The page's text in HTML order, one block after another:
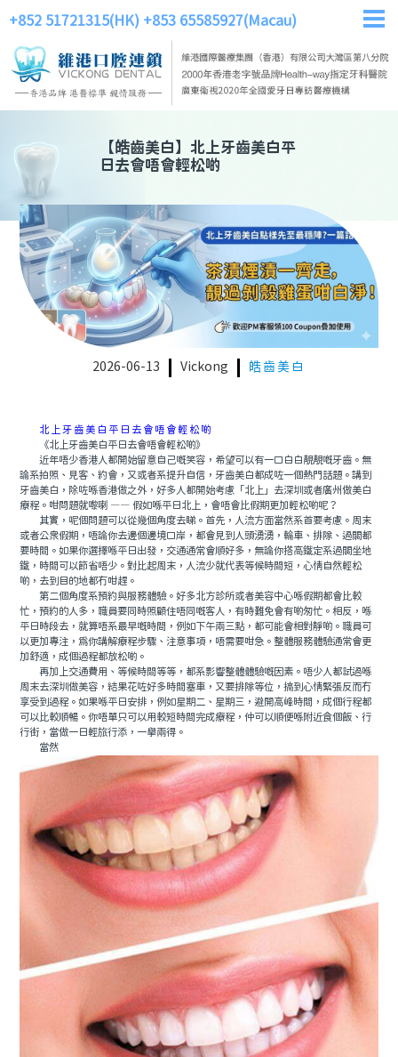
+852 51721315(HK) +853 65585927(Macau)
【皓齒美白】 北上牙齒美白平
日去會唔會輕松啲
2026-06-13 Vickong 皓齒美白
北上牙齒美白平日去會唔會輕松啲
《北上牙齒美白平日去會唔會輕松啲》
近年唔少香港人都開始留意自己嘅笑容，希望可以有一口白白靚靚嘅牙齒。無
論系拍照、見客、約會，又或者系提升自信，牙齒美白都成咗一個熱門話題。講到
牙齒美白，除咗喺香港做之外，好多人都開始考慮「北上」去深圳或者廣州做美白
療程。咁問題就嚟喇 —— 假如喺平日北上，會唔會比假期更加輕松啲呢？
其實，呢個問題可以從幾個角度去睇。首先，人流方面當然系首要考慮。周末
或者公衆假期，唔論你去邊個邊境口岸，都會見到人頭湧湧，輪車、排隊、過關都
要時間。如果你選擇喺平日出發，交通通常會順好多，無論你搭高鐵定系過關坐地
鐵，時間可以節省唔少。對比起周末，人流少就代表等候時間短，心情自然輕松
啲，去到目的地都冇咁趕。
第二個角度系預約與服務體驗。好多北方診所或者美容中心喺假期都會比較
忙，預約的人多，職員要同時照顧住唔同嘅客人，有時難免會有啲匆忙。相反，喺
平日時段去，就算唔系最早嘅時間，例如下午兩三點，都可能會相對靜啲。職員可
以更加專注，爲你講解療程步驟、注意事項，唔需要咁急。整體服務體驗通常會更
加舒適，成個過程都放松啲。
再加上交通費用、等候時間等等，都系影響整體體驗嘅因素。唔少人都試過喺
周末去深圳做美容，結果花咗好多時間塞車，又要排隊等位，搞到心情緊張反而冇
享受到過程。如果喺平日安排，例如星期二、星期三，避開高峰時間，成個行程都
可以比較順暢。你唔單只可以用較短時間完成療程，仲可以順便喺附近食個飯、行
行街，當做一日輕旅行添，一舉兩得。
當然